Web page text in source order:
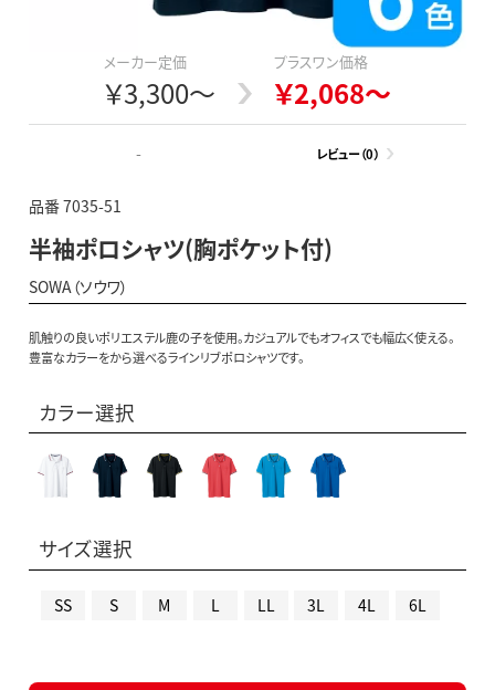
メーカー定価
￥3,300～
プラスワン価格
￥2,068～
- レビュー（0）
品番 7035-51
半袖ポロシャツ(胸ポケット付)
SOWA（ソウワ）
肌触りの良いポリエステル鹿の子を使用。カジュアルでもオフィスでも幅広く使える。
豊富なカラーをから選べるラインリブポロシャツです。
カラー選択
サイズ選択
SS S M L LL 3L 4L 6L